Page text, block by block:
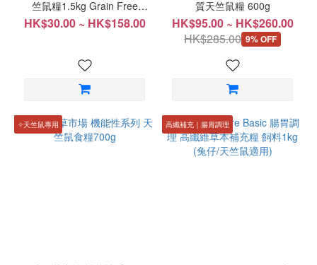
竺鼠糧1.5kg Grain Free
Guinea Pig Food
HK$30.00 ~ HK$158.00
質天竺鼠糧 600g
HK$95.00 ~ HK$260.00
HK$285.00 9% OFF
✧天竺鼠專用 高纖補充｜腸胃調理